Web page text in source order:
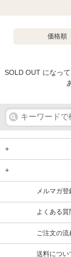
価格順
SOLD OUT になっ
+
+
メルマガ登
よくある質
ご注文の流
送料につい